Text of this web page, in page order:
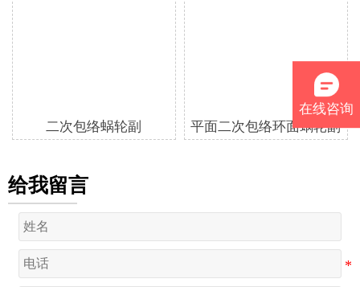
二次包络蜗轮副 平面二次包络环面蜗轮副
给我留言
在线咨询